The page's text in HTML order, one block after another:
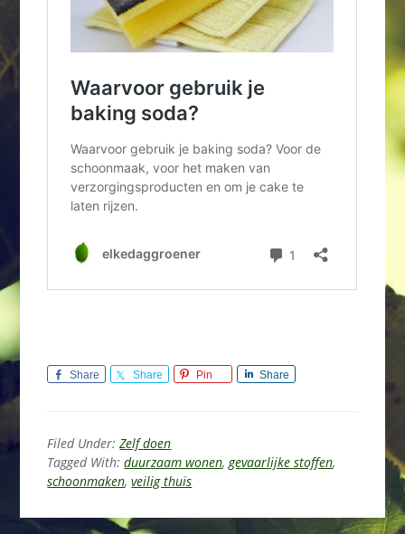
Share Share Pin Share
Filed Under:Zelf doen
Tagged With:duurzaam wonen,gevaarlijke stoffen,
schoonmaken,veilig thuis